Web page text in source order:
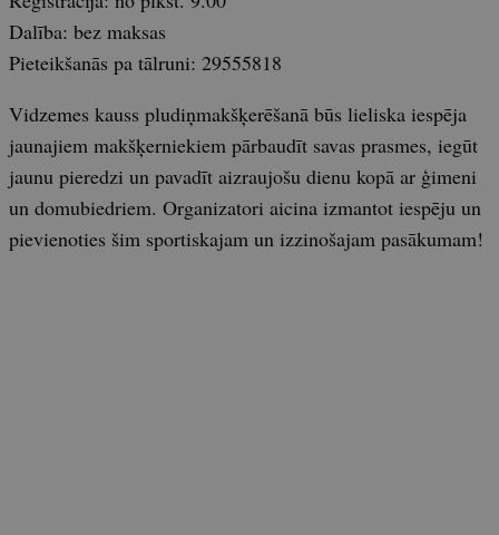
Dalība: bez maksas
Pieteikšanās pa tālruni: 29555818
Vidzemes kauss pludiņmakšķerēšanā būs lieliska iespēja
jaunajiem makšķerniekiem pārbaudīt savas prasmes, iegūt
jaunu pieredzi un pavadīt aizraujošu dienu kopā ar ģimeni
un domubiedriem. Organizatori aicina izmantot iespēju un
pievienoties šim sportiskajam un izzinošajam pasākumam!